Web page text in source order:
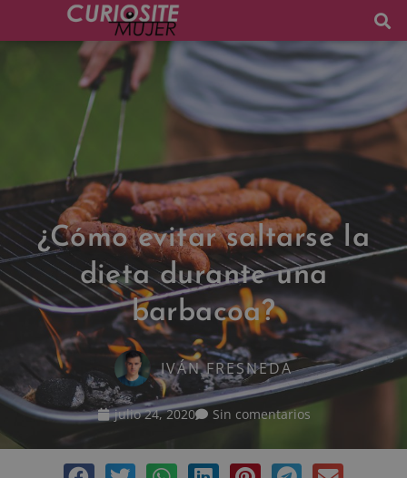
¿Cómo evitar saltarse la
dieta durante una
barbacoa?
IVÁN FRESNEDA
julio 24, 2020 Sin comentarios